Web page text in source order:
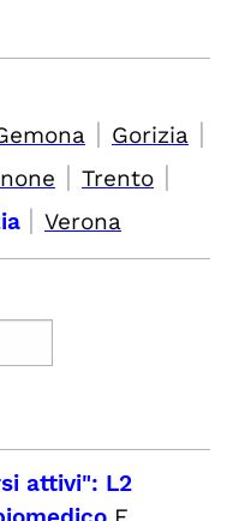
| Gorizia |
| Trento |
| Verona
attivi": L2